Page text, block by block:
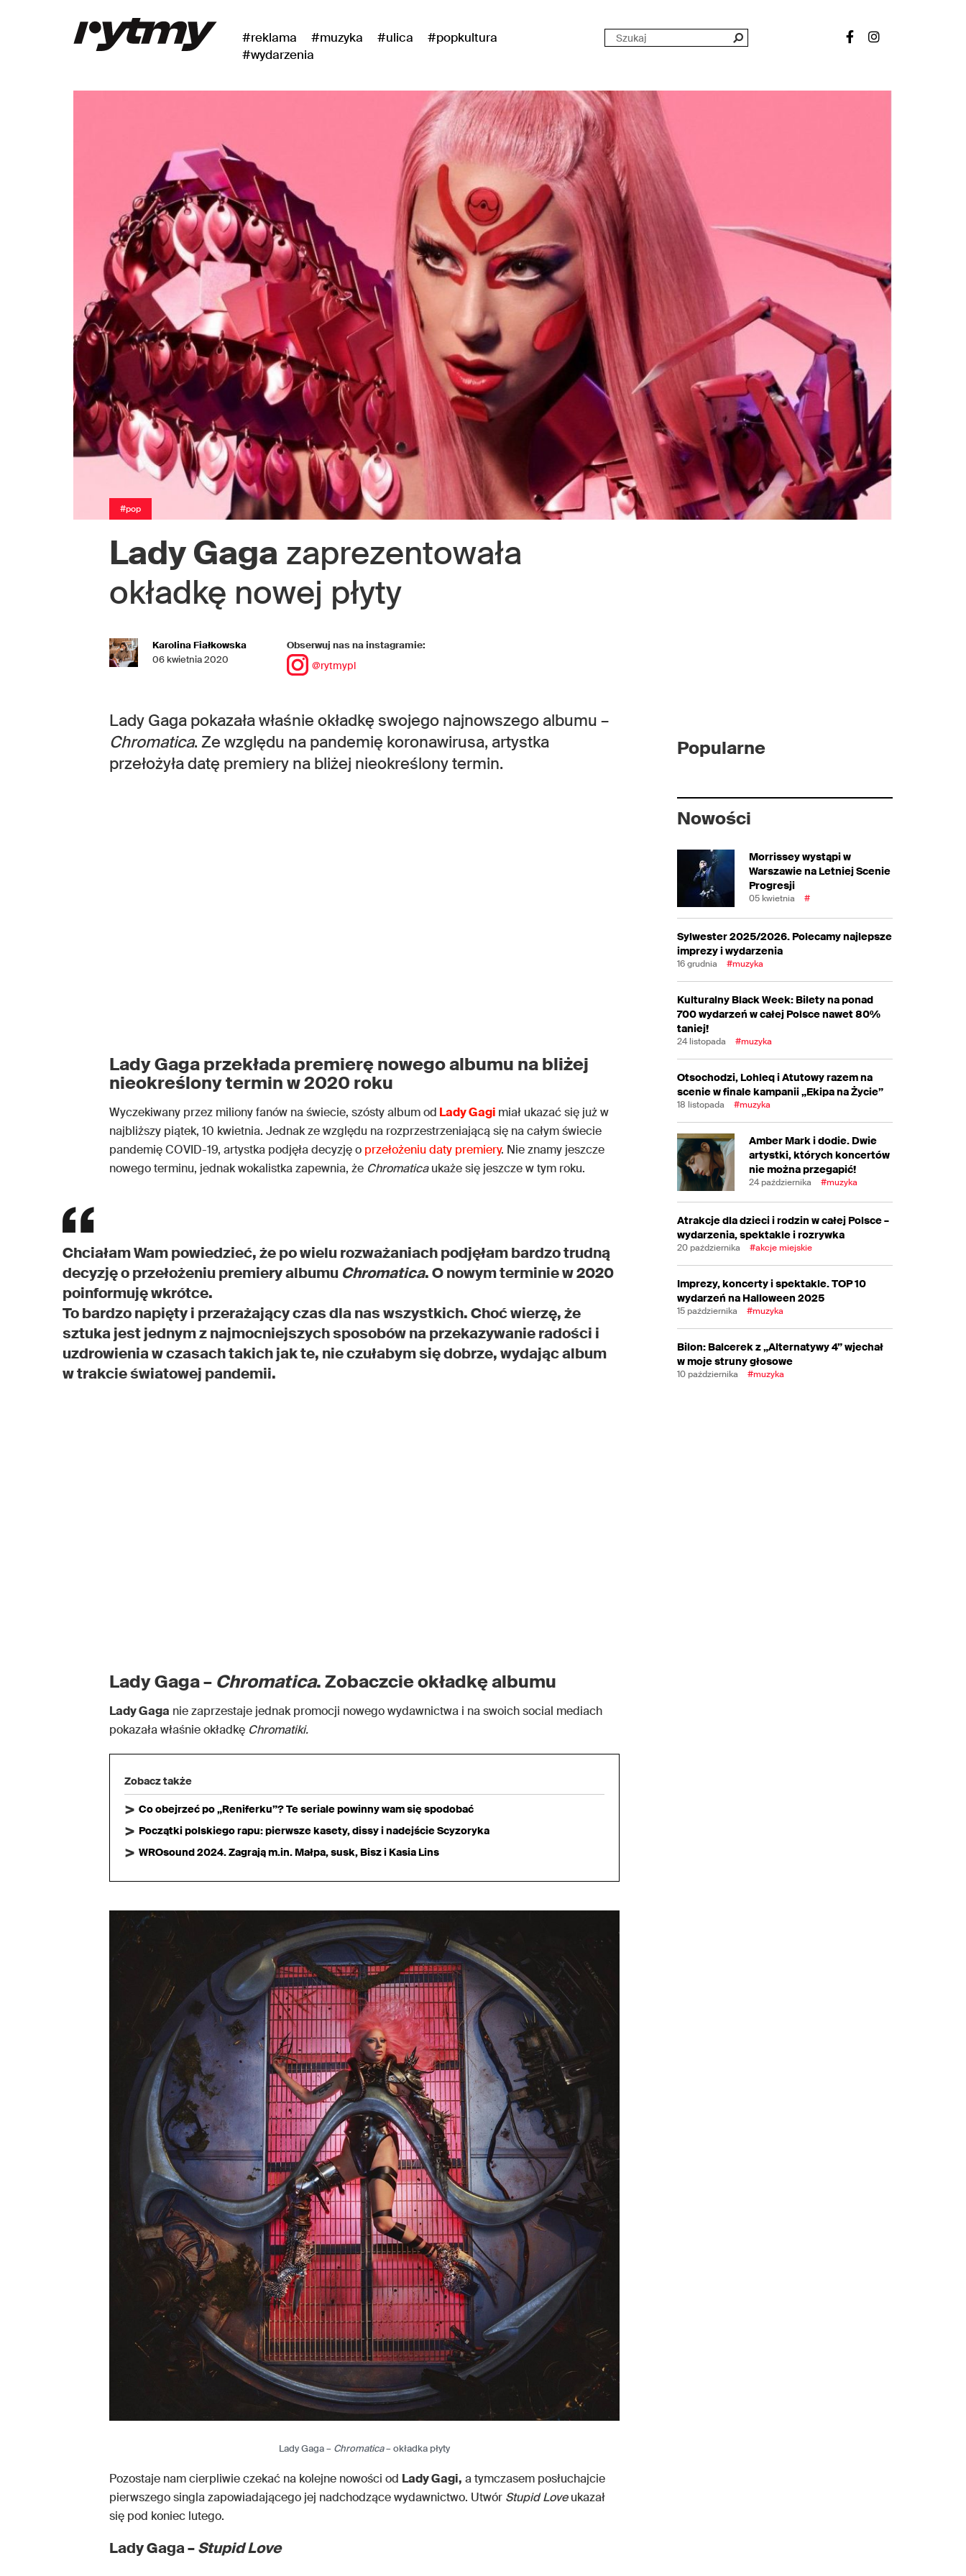
#reklama #muzyka #ulica
#popkultura
#wydarzenia
#pop
Lady Gaga zaprezentowała
okładkę nowej płyty
Karolina Fiałkowska
06 kwietnia 2020
Obserwuj nas na instagramie:
@rytmypl
Lady Gaga pokazała właśnie okładkę swojego najnowszego albumu –
Chromatica. Ze względu na pandemię koronawirusa, artystka
przełożyła datę premiery na bliżej nieokreślony termin.
Lady Gaga przekłada premierę nowego albumu na bliżej
nieokreślony termin w 2020 roku
Wyczekiwany przez miliony fanów na świecie, szósty album od Lady Gagi miał ukazać się już w
najbliższy piątek, 10 kwietnia. Jednak ze względu na rozprzestrzeniającą się na całym świecie
pandemię COVID-19, artystka podjęła decyzję o przełożeniu daty premiery. Nie znamy jeszcze
nowego terminu, jednak wokalistka zapewnia, że Chromaticaukaże się jeszcze w tym roku.
Chciałam Wam powiedzieć, że po wielu rozważaniach podjęłam bardzo trudną
decyzję o przełożeniu premiery albumu Chromatica. O nowym terminie w 2020
poinformuję wkrótce.
To bardzo napięty i przerażający czas dla nas wszystkich. Choć wierzę, że
sztuka jest jednym z najmocniejszych sposobów na przekazywanie radości i
uzdrowienia w czasach takich jak te, nie czułabym się dobrze, wydając album
w trakcie światowej pandemii.
Lady Gaga – Chromatica. Zobaczcie okładkę albumu
Lady Gaga nie zaprzestaje jednak promocji nowego wydawnictwa i na swoich social mediach
pokazała właśnie okładkę Chromatiki.
Zobacz także
Co obejrzeć po „Reniferku”? Te seriale powinny wam się spodobać
Początki polskiego rapu: pierwsze kasety, dissy i nadejście Scyzoryka
WROsound 2024. Zagrają m.in. Małpa, susk, Bisz i Kasia Lins
Lady Gaga – Chromatica– okładka płyty
Pozostaje nam cierpliwie czekać na kolejne nowości od Lady Gagi, a tymczasem posłuchajcie
pierwszego singla zapowiadającego jej nadchodzące wydawnictwo. Utwór Stupid Loveukazał
się pod koniec lutego.
Lady Gaga –Stupid Love
Popularne
Nowości
Morrissey wystąpi w
Warszawie na Letniej Scenie
Progresji
05 kwietnia #
Sylwester 2025/2026. Polecamy najlepsze
imprezy i wydarzenia
16 grudnia #muzyka
Kulturalny Black Week: Bilety na ponad
700 wydarzeń w całej Polsce nawet 80%
taniej!
24 listopada #muzyka
Otsochodzi, Lohleq i Atutowy razem na
scenie w finale kampanii „Ekipa na Życie”
18 listopada #muzyka
Amber Mark i dodie. Dwie
artystki, których koncertów
nie można przegapić!
24 października #muzyka
Atrakcje dla dzieci i rodzin w całej Polsce –
wydarzenia, spektakle i rozrywka
20 października #akcje miejskie
Imprezy, koncerty i spektakle. TOP 10
wydarzeń na Halloween 2025
15 października #muzyka
Bilon: Balcerek z „Alternatywy 4” wjechał
w moje struny głosowe
10 października #muzyka